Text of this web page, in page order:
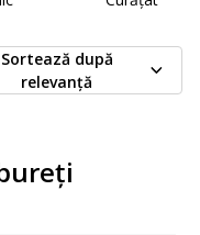
Sortează după
relevanță